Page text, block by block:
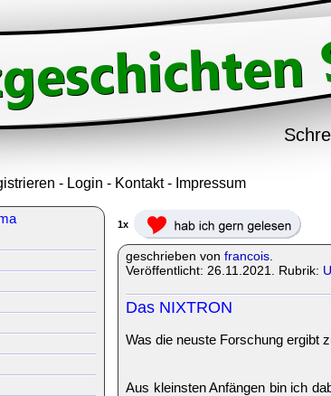
- Login - Kontakt- Impressum
1x
geschrieben von francois
Veröffentlicht: 26.11.2021. Rubrik:
Das NIXTRON
Was die neuste Forschung ergibt
Aus kleinsten Anfängen bin ich